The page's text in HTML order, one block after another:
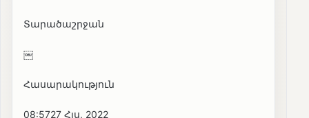
Տարածաշրջան
￼
Հասարակություն
08:5727 Հլս, 2022